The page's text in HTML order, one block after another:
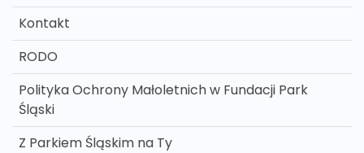
Kontakt
RODO
Polityka Ochrony Małoletnich w Fundacji Park
Śląski
Z Parkiem Śląskim na Ty